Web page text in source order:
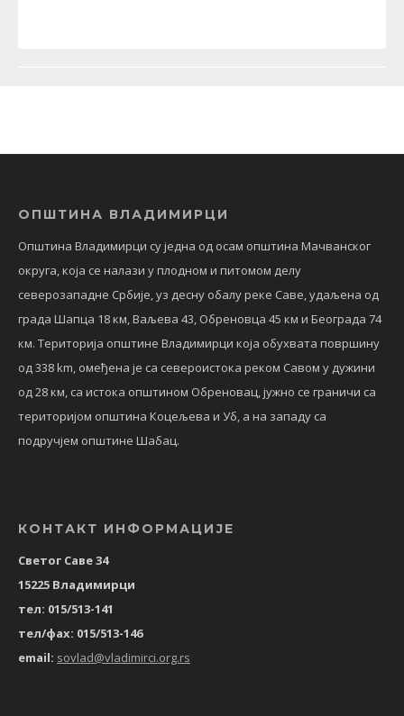
ОПШТИНА ВЛАДИМИРЦИ
Општина Владимирци су једна од осам општина Мачванског
округа, која се налази у плодном и питомом делу
северозападне Србије, уз десну обалу реке Саве, удаљена од
града Шапца 18 км, Ваљева 43, Обреновца 45 км и Београда 74
км. Територија општине Владимирци која обухвата површину
од 338 km, омеђена је са североистока реком Савом у дужини
од 28 км, са истока општином Обреновац, јужно се граничи са
територијом општина Коцељева и Уб, а на западу са
подручјем општине Шабац.
КОНТАКТ ИНФОРМАЦИЈЕ
Светог Саве 34
15225 Владимирци
тел: 015/513-141
тел/фах: 015/513-146
email: sovlad@vladimirci.org.rs